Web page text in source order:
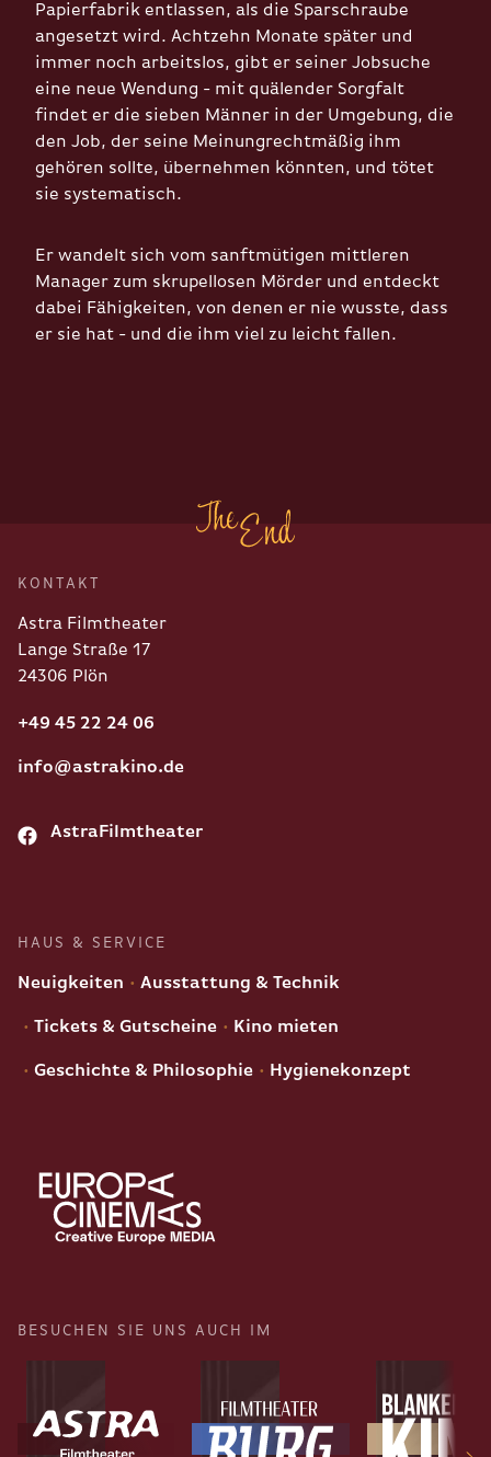
Papierfabrik entlassen, als die Sparschraube
angesetzt wird. Achtzehn Monate später und
immer noch arbeitslos, gibt er seiner Jobsuche
eine neue Wendung - mit quälender Sorgfalt
findet er die sieben Männer in der Umgebung, die
den Job, der seine Meinungrechtmäßig ihm
gehören sollte, übernehmen könnten, und tötet
sie systematisch.
Er wandelt sich vom sanftmütigen mittleren
Manager zum skrupellosen Mörder und entdeckt
dabei Fähigkeiten, von denen er nie wusste, dass
er sie hat - und die ihm viel zu leicht fallen.
KONTAKT
Astra Filmtheater
Lange Straße 17
24306 Plön
+49 45 22 24 06
info@astrakino.de
AstraFilmtheater
HAUS & SERVICE
Neuigkeiten Ausstattung & Technik
Tickets & Gutscheine Kino mieten
Geschichte & Philosophie Hygienekonzept
BESUCHEN SIE UNS AUCH IM